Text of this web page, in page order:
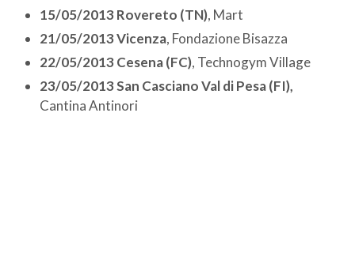
15/05/2013 Rovereto (TN), Mart
21/05/2013 Vicenza, Fondazione Bisazza
22/05/2013 Cesena (FC), Technogym Village
23/05/2013 San Casciano Val di Pesa (FI),
Cantina Antinori